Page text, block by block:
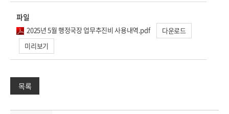
파일
2025년 5월 행정국장 업무추진비 사용내역.pdf
다운로드
미리보기
목록